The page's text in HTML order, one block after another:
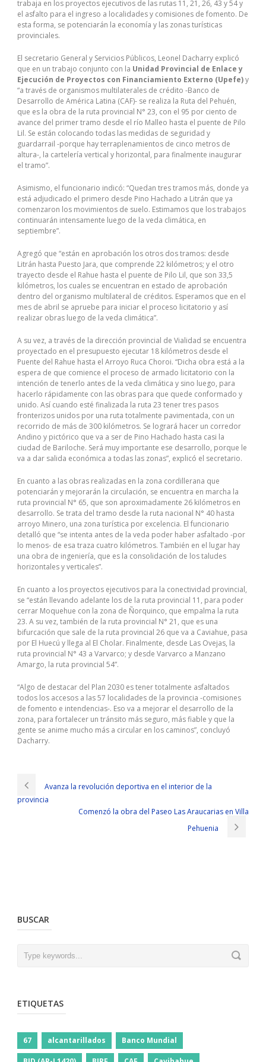
trabaja en los proyectos ejecutivos de las rutas 11, 21, 26, 43 y 54 y
el asfalto para el ingreso a localidades y comisiones de fomento. De
esta forma, se potenciarán la economía y las zonas turísticas
provinciales.
El secretario General y Servicios Públicos, Leonel Dacharry explicó
que en un trabajo conjunto con la Unidad Provincial de Enlace y
Ejecución de Proyectos con Financiamiento Externo (Upefe)y
“a través de organismos multilaterales de crédito -Banco de
Desarrollo de América Latina (CAF)- se realiza la Ruta del Pehuén,
que es la obra de la ruta provincial N° 23, con el 95 por ciento de
avance del primer tramo desde el río Malleo hasta el puente de Pilo
Lil. Se están colocando todas las medidas de seguridad y
guardarrail -porque hay terraplenamientos de cinco metros de
altura-, la cartelería vertical y horizontal, para finalmente inaugurar
el tramo”.
Asimismo, el funcionario indicó: “Quedan tres tramos más, donde ya
está adjudicado el primero desde Pino Hachado a Litrán que ya
comenzaron los movimientos de suelo. Estimamos que los trabajos
continuarán intensamente luego de la veda climática, en
septiembre”.
Agregó que “están en aprobación los otros dos tramos: desde
Litrán hasta Puesto Jara, que comprende 22 kilómetros; y el otro
trayecto desde el Rahue hasta el puente de Pilo Lil, que son 33,5
kilómetros, los cuales se encuentran en estado de aprobación
dentro del organismo multilateral de créditos. Esperamos que en el
mes de abril se apruebe para iniciar el proceso licitatorio y así
realizar obras luego de la veda climática”.
A su vez, a través de la dirección provincial de Vialidad se encuentra
proyectado en el presupuesto ejecutar 18 kilómetros desde el
Puente del Rahue hasta el Arroyo Ruca Choroi. “Dicha obra está a la
espera de que comience el proceso de armado licitatorio con la
intención de tenerlo antes de la veda climática y sino luego, para
hacerlo rápidamente con las obras para que quede conformado y
unido. Así cuando esté finalizada la ruta 23 tener tres pasos
fronterizos unidos por una ruta totalmente pavimentada, con un
recorrido de más de 300 kilómetros. Se logrará hacer un corredor
Andino y pictórico que va a ser de Pino Hachado hasta casi la
ciudad de Bariloche. Será muy importante ese desarrollo, porque le
va a dar salida económica a todas las zonas”, explicó el secretario.
En cuanto a las obras realizadas en la zona cordillerana que
potenciarán y mejorarán la circulación, se encuentra en marcha la
ruta provincial N° 65, que son aproximadamente 26 kilómetros en
desarrollo. Se trata del tramo desde la ruta nacional N° 40 hasta
arroyo Minero, una zona turística por excelencia. El funcionario
detalló que “se intenta antes de la veda poder haber asfaltado -por
lo menos- de esa traza cuatro kilómetros. También en el lugar hay
una obra de ingeniería, que es la consolidación de los taludes
horizontales y verticales”.
En cuanto a los proyectos ejecutivos para la conectividad provincial,
se “están llevando adelante los de la ruta provincial 11, para poder
cerrar Moquehue con la zona de Ñorquinco, que empalma la ruta
23. A su vez, también de la ruta provincial N° 21, que es una
bifurcación que sale de la ruta provincial 26 que va a Caviahue, pasa
por El Huecú y llega al El Cholar. Finalmente, desde Las Ovejas, la
ruta provincial N° 43 a Varvarco; y desde Varvarco a Manzano
Amargo, la ruta provincial 54”.
“Algo de destacar del Plan 2030 es tener totalmente asfaltados
todos los accesos a las 57 localidades de la provincia -comisiones
de fomento e intendencias-. Eso va a mejorar el desarrollo de la
zona, para fortalecer un tránsito más seguro, más fiable y que la
gente se anime mucho más a circular en los caminos”, concluyó
Dacharry.
Avanza la revolución deportiva en el interior de la
provincia
Comenzó la obra del Paseo Las Araucarias en Villa
Pehuenia
BUSCAR
ETIQUETAS
67 alcantarillados Banco Mundial